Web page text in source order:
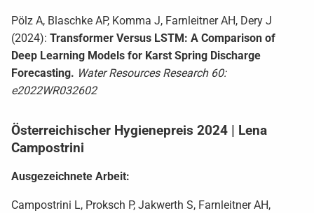
Pölz A, Blaschke AP, Komma J, Farnleitner AH, Dery J
(2024): Transformer Versus LSTM: A Comparison of
Deep Learning Models for Karst Spring Discharge
Forecasting. Water Resources Research 60:
e2022WR032602
Österreichischer Hygienepreis 2024 | Lena
Campostrini
Ausgezeichnete Arbeit:
Campostrini L, Proksch P, Jakwerth S, Farnleitner AH,